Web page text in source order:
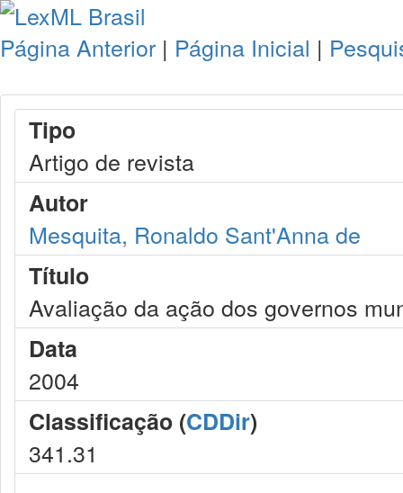
Página Anterior | Página Inicial |
Tipo
Artigo de revista
Autor
Mesquita, Ronaldo Sant'Anna de
Título
Avaliação da ação dos governos
Data
2004
Classificação (CDDir)
341.31